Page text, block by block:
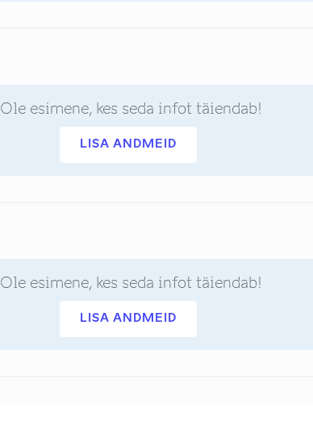
Ole esimene, kes seda infot täiendab!
LISA ANDMEID
Ole esimene, kes seda infot täiendab!
LISA ANDMEID